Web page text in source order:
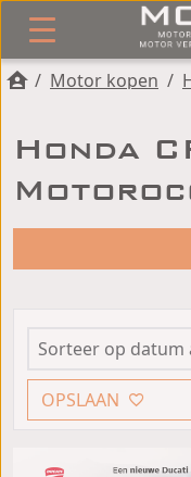
/ Motor kopen /
Honda
OPSLAAN